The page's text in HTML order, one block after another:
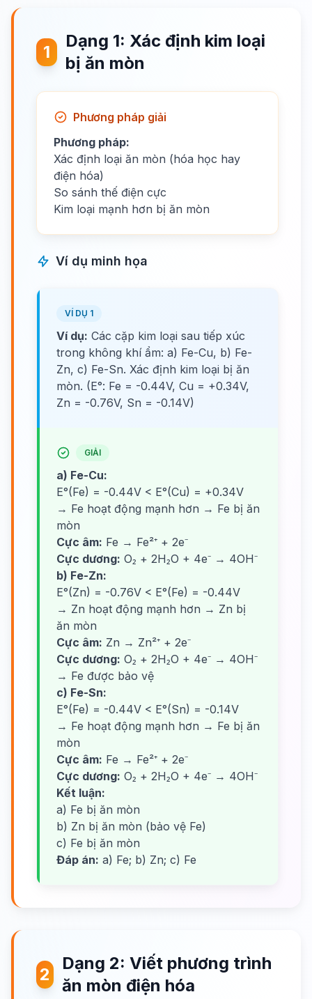
1
Dạng 1: Xác định kim loại
bị ăn mòn
Phương pháp giải
Phương pháp:
Xác định loại ăn mòn (hóa học hay
điện hóa)
So sánh thế điện cực
Kim loại mạnh hơn bị ăn mòn
Ví dụ minh họa
VÍ DỤ 1
Ví dụ: Các cặp kim loại sau tiếp xúc
trong không khí ẩm: a) Fe-Cu, b) Fe-
Zn, c) Fe-Sn. Xác định kim loại bị ăn
mòn. (E°: Fe = -0.44V, Cu = +0.34V,
Zn = -0.76V, Sn = -0.14V)
GIẢI
a) Fe-Cu:
E°(Fe) = -0.44V < E°(Cu) = +0.34V
→ Fe hoạt động mạnh hơn → Fe bị ăn
mòn
Cực âm: Fe → Fe²⁺ + 2e⁻
Cực dương: O₂ + 2H₂O + 4e⁻ → 4OH⁻
b) Fe-Zn:
E°(Zn) = -0.76V < E°(Fe) = -0.44V
→ Zn hoạt động mạnh hơn → Zn bị
ăn mòn
Cực âm: Zn → Zn²⁺ + 2e⁻
Cực dương: O₂ + 2H₂O + 4e⁻ → 4OH⁻
→ Fe được bảo vệ
c) Fe-Sn:
E°(Fe) = -0.44V < E°(Sn) = -0.14V
→ Fe hoạt động mạnh hơn → Fe bị ăn
mòn
Cực âm: Fe → Fe²⁺ + 2e⁻
Cực dương: O₂ + 2H₂O + 4e⁻ → 4OH⁻
Kết luận:
a) Fe bị ăn mòn
b) Zn bị ăn mòn (bảo vệ Fe)
c) Fe bị ăn mòn
Đáp án: a) Fe; b) Zn; c) Fe
2
Dạng 2: Viết phương trình
ăn mòn điện hóa